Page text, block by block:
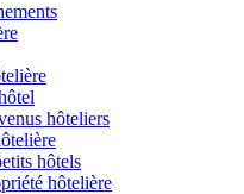
hôteliers
hôtels
hôtelière